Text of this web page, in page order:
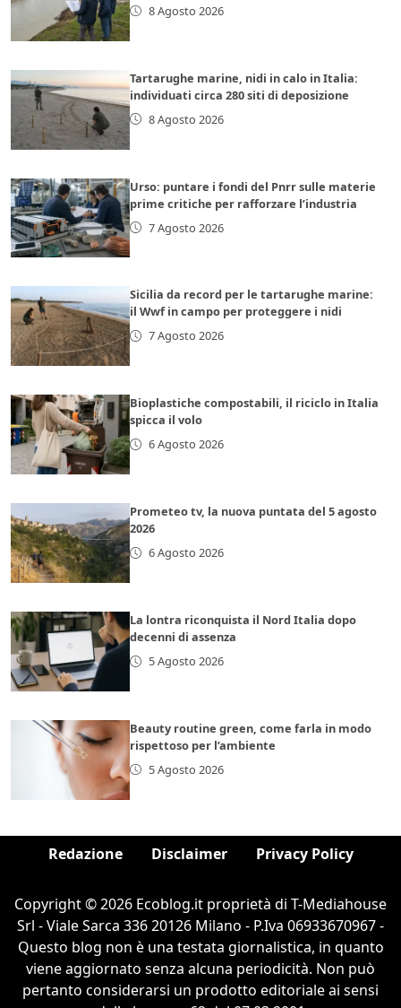
8 Agosto 2026
Tartarughe marine, nidi in calo in Italia:
individuati circa 280 siti di deposizione
8 Agosto 2026
Urso: puntare i fondi del Pnrr sulle materie
prime critiche per rafforzare l’industria
7 Agosto 2026
Sicilia da record per le tartarughe marine:
il Wwf in campo per proteggere i nidi
7 Agosto 2026
Bioplastiche compostabili, il riciclo in Italia
spicca il volo
6 Agosto 2026
Prometeo tv, la nuova puntata del 5 agosto
2026
6 Agosto 2026
La lontra riconquista il Nord Italia dopo
decenni di assenza
5 Agosto 2026
Beauty routine green, come farla in modo
rispettoso per l’ambiente
5 Agosto 2026
Redazione Disclaimer Privacy Policy
Copyright © 2026 Ecoblog.it proprietà di T-Mediahouse
Srl - Viale Sarca 336 20126 Milano - P.Iva 06933670967 -
Questo blog non è una testata giornalistica, in quanto
viene aggiornato senza alcuna periodicità. Non può
pertanto considerarsi un prodotto editoriale ai sensi